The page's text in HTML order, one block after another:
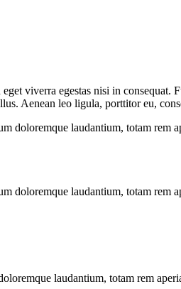
viverra egestas nisi in
Aenean leo ligula, porttitor eu,
doloremque laudantium, totam
doloremque laudantium, totam
laudantium, totam rem